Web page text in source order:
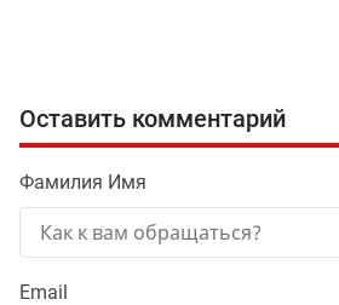
Оставить комментарий
Фамилия Имя
Email